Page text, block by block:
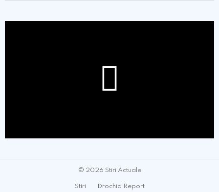
© 2026 Stiri Actuale
Stiri Drochia Report